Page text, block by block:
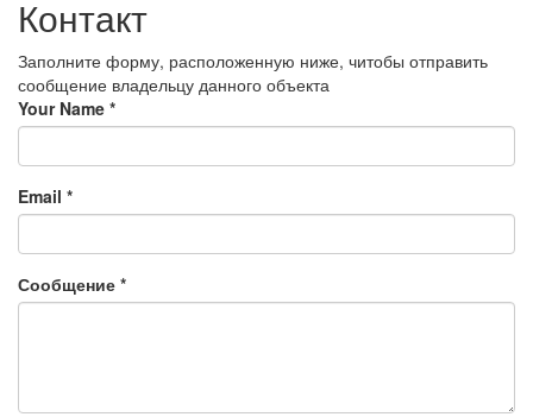
Контакт
Заполните форму, расположенную ниже, читобы отправить
сообщение владельцу данного объекта
Your Name *
Email *
Сообщение *